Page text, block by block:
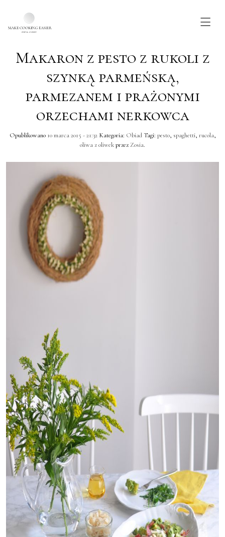
Skip to main content
Makaron z pesto z rukoli z
szynką parmeńską,
parmezanem i prażonymi
orzechami nerkowca
Opublikowano 10 marca 2015 - 21:32Kategoria: ObiadTagi: pesto, spaghetti, rucola,
oliwa z oliwekprzez Zosia.